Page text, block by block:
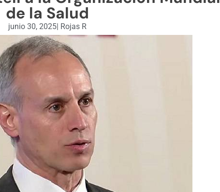
de la Salud
junio 30, 2025 Rojas R